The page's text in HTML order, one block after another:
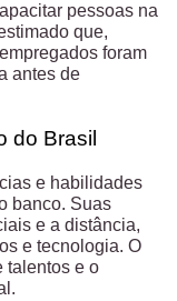
pessoas na
que,
foram
antes de
do Brasil
e habilidades
banco. Suas
e a distância,
e tecnologia. O
talentos e o